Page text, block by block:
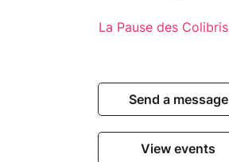
La Pause des Colibris
Send a message
View events